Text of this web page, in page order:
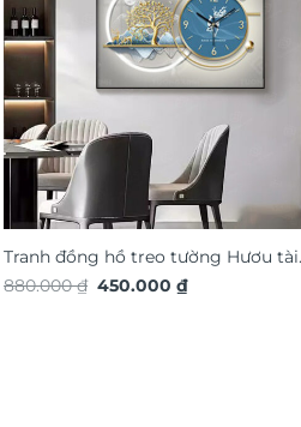
Tranh đồng hồ treo tường Hươu tài
lộc TG4936S
880.000₫ Giá
450.000₫Giá